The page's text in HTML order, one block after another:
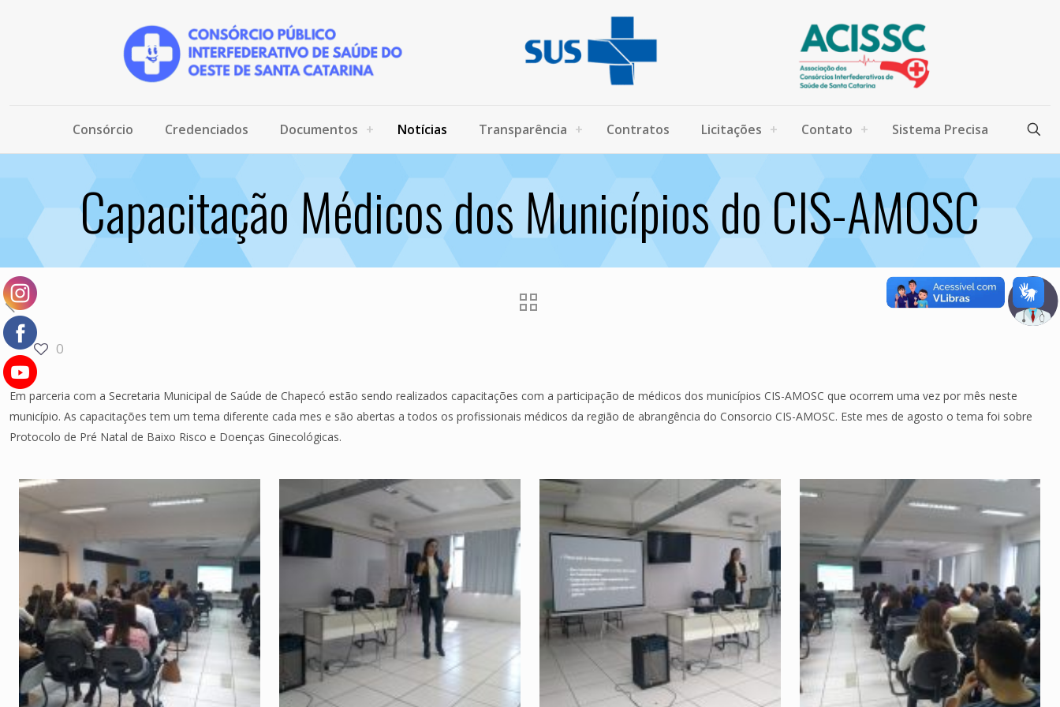
Consórcio Credenciados Documentos Notícias Transparência Contratos Licitações Contato Sistema Precisa
Capacitação Médicos dos Municípios do CIS-AMOSC
0
Em parceria com a Secretaria Municipal de Saúde de Chapecó estão sendo realizados capacitações com a participação de médicos dos municípios CIS-AMOSC que ocorrem uma vez por mês neste
município. As capacitações tem um tema diferente cada mes e são abertas a todos os profissionais médicos da região de abrangência do Consorcio CIS-AMOSC. Este mes de agosto o tema foi sobre
Protocolo de Pré Natal de Baixo Risco e Doenças Ginecológicas.